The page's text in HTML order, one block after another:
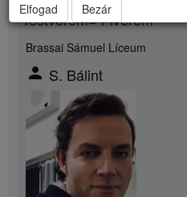
Testvérem= Fivérem
Brassai Sámuel Líceum
person S. Bálint
Elfogad Bezár